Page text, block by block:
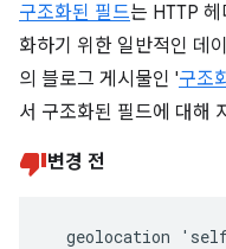
구조화된 필드는 HTTP
화하기 위한 일반적인 데
의 블로그 게시물인 '구조
서 구조화된 필드에 대해
변경 전
geolocation